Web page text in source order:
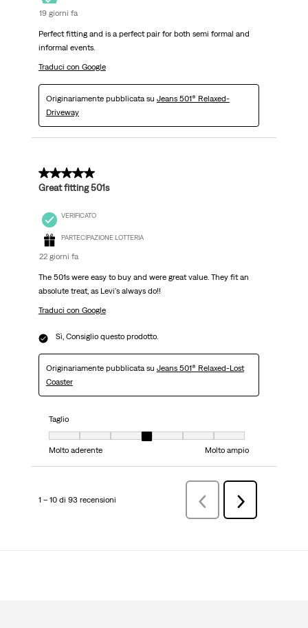
19 giorni fa
Perfect fitting and is a perfect pair for both semi formal and
informal events.
Traduci con Google
Originariamente pubblicata su Jeans 501® Relaxed-
Driveway
5 su 5 stelle.
Great fitting 501s
VERIFICATO
PARTECIPAZIONE LOTTERIA
22 giorni fa
The 501s were easy to buy and were great value. They fit an
absolute treat, as Levi's always do!!
Traduci con Google
Sì, Consiglio questo prodotto.
Originariamente pubblicata su Jeans 501® Relaxed-Lost
Coaster
Taglio
Molto aderente
Molto ampio
1 – 10 di 93 recensioni Precedenterecensioni
Successiva
recensioni